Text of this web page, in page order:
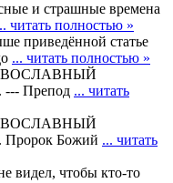
и страшные времена
читать полностью »
приведённой статье
... читать полностью »
Препод ... читать
Божий ... читать
видел, чтобы кто-то